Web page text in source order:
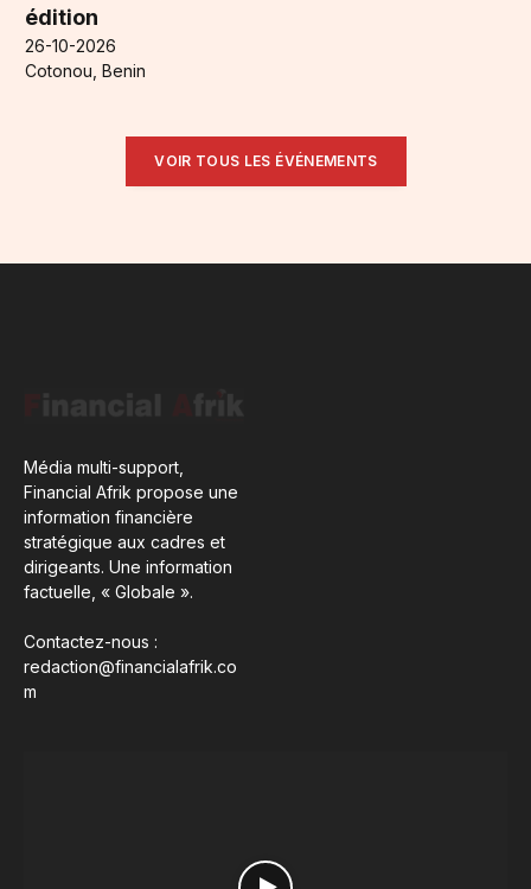
édition
26-10-2026
Cotonou, Benin
VOIR TOUS LES ÉVÉNEMENTS
Média multi-support,
Financial Afrik propose une
information financière
stratégique aux cadres et
dirigeants. Une information
factuelle, « Globale ».
Contactez-nous :
redaction@financialafrik.co
m